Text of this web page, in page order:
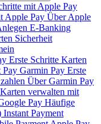
mit Apple Pay
Apple Pay Über Apple
E-Banking
Sicherheit
Erste Schritte Karten
Pay Garmin Pay Erste
Über Garmin Pay
Karten verwalten mit
Pay Häufige
Instant Payment